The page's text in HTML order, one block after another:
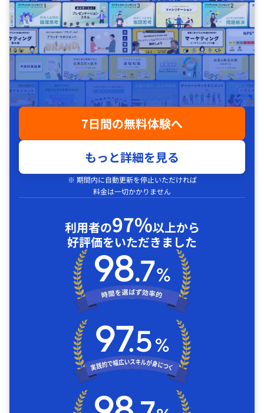
7日間の無料体験へ
もっと詳細を見る
※ 期間内に自動更新を停止いただければ
料金は一切かかりません
利用者の97%以上から
好評価をいただきました